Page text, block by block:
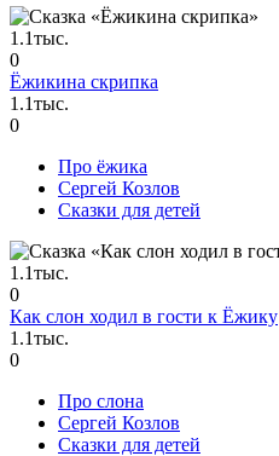
1.1тыс.
0
Ёжикина скрипка
1.1тыс.
0
Про ёжика
Сергей Козлов
Сказки для детей
1.1тыс.
0
Как слон ходил в гости к Ёжику
1.1тыс.
0
Про слона
Сергей Козлов
Сказки для детей